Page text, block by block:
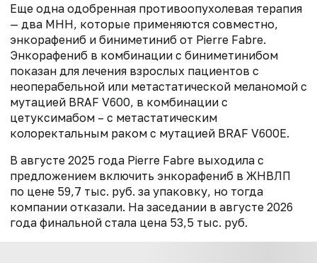
Еще одна одобренная противоопухолевая терапия
— два МНН, которые применяются совместно,
энкорафениб и биниметиниб от Pierre Fabre.
Энкорафениб в комбинации с биниметинибом
показан для лечения взрослых пациентов с
неоперабельной или метастатической меланомой с
мутацией BRAF V600, в комбинации с
цетуксимабом – с метастатическим
колоректальным раком с мутацией BRAF V600E.
В августе 2025 года Pierre Fabre выходила с
предложением включить энкорафениб в ЖНВЛП
по цене 59,7 тыс. руб. за упаковку, но тогда
компании отказали. На заседании в августе 2026
года финальной стала цена 53,5 тыс. руб.